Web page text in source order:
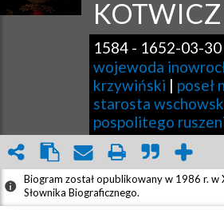
KOTWICZ
1584 - 1652-03-30
wojewoda
krzywiński | poseł
starosta
pospolitego
Biogram został opublikowany w 1986 r. w
Słownika Biograficznego.